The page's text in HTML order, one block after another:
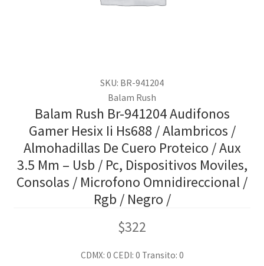
SKU: BR-941204
Balam Rush
Balam Rush Br-941204 Audifonos
Gamer Hesix Ii Hs688 / Alambricos /
Almohadillas De Cuero Proteico / Aux
3.5 Mm – Usb / Pc, Dispositivos Moviles,
Consolas / Microfono Omnidireccional /
Rgb / Negro /
$322
CDMX: 0 CEDI: 0 Transito: 0